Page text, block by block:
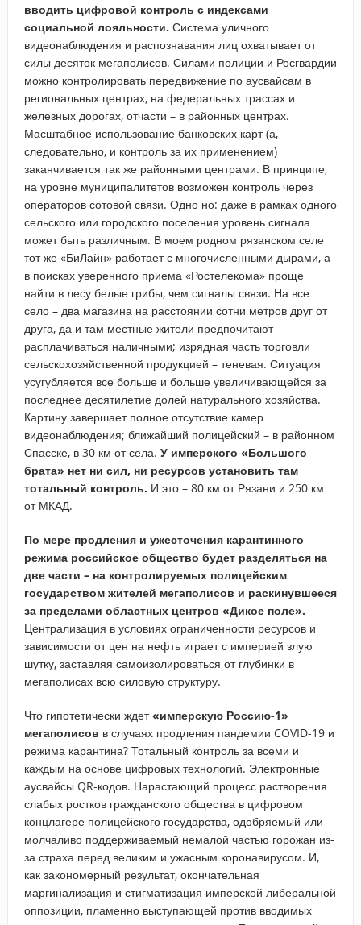
вводить цифровой контроль с индексами
социальной лояльности. Система уличного
видеонаблюдения и распознавания лиц охватывает от
силы десяток мегаполисов. Силами полиции и Росгвардии
можно контролировать передвижение по аусвайсам в
региональных центрах, на федеральных трассах и
железных дорогах, отчасти – в районных центрах.
Масштабное использование банковских карт (а,
следовательно, и контроль за их применением)
заканчивается так же районными центрами. В принципе,
на уровне муниципалитетов возможен контроль через
операторов сотовой связи. Одно но: даже в рамках одного
сельского или городского поселения уровень сигнала
может быть различным. В моем родном рязанском селе
тот же «БиЛайн» работает с многочисленными дырами, а
в поисках уверенного приема «Ростелекома» проще
найти в лесу белые грибы, чем сигналы связи. На все
село – два магазина на расстоянии сотни метров друг от
друга, да и там местные жители предпочитают
расплачиваться наличными; изрядная часть торговли
сельскохозяйственной продукцией – теневая. Ситуация
усугубляется все больше и больше увеличивающейся за
последнее десятилетие долей натурального хозяйства.
Картину завершает полное отсутствие камер
видеонаблюдения; ближайший полицейский – в районном
Спасске, в 30 км от села. У имперского «Большого
брата» нет ни сил, ни ресурсов установить там
тотальный контроль. И это – 80 км от Рязани и 250 км
от МКАД.
По мере продления и ужесточения карантинного
режима российское общество будет разделяться на
две части – на контролируемых полицейским
государством жителей мегаполисов и раскинувшееся
за пределами областных центров «Дикое поле».
Централизация в условиях ограниченности ресурсов и
зависимости от цен на нефть играет с империей злую
шутку, заставляя самоизолироваться от глубинки в
мегаполисах всю силовую структуру.
Что гипотетически ждет«имперскую Россию-1»
мегаполисов в случаях продления пандемии COVID-19 и
режима карантина? Тотальный контроль за всеми и
каждым на основе цифровых технологий. Электронные
аусвайсы QR-кодов. Нарастающий процесс растворения
слабых ростков гражданского общества в цифровом
концлагере полицейского государства, одобряемый или
молчаливо поддерживаемый немалой частью горожан из-
за страха перед великим и ужасным коронавирусом. И,
как закономерный результат, окончательная
маргинализация и стигматизация имперской либеральной
оппозиции, пламенно выступающей против вводимых